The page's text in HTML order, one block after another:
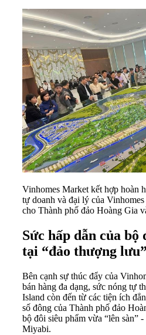
Vinhomes Market kết hợp hoàn
tự doanh và đại lý của
cho Thành phố đảo Hoàng Gia
Sức hấp dẫn của bộ
tại “đảo thượng lưu”
Bên cạnh sự thúc đẩy của
bán hàng đa dạng, sức nóng tự
Island còn đến từ các tiện ích
số đông của Thành phố đảo
bộ đôi siêu phẩm vừa “lên sàn”
Miyabi.